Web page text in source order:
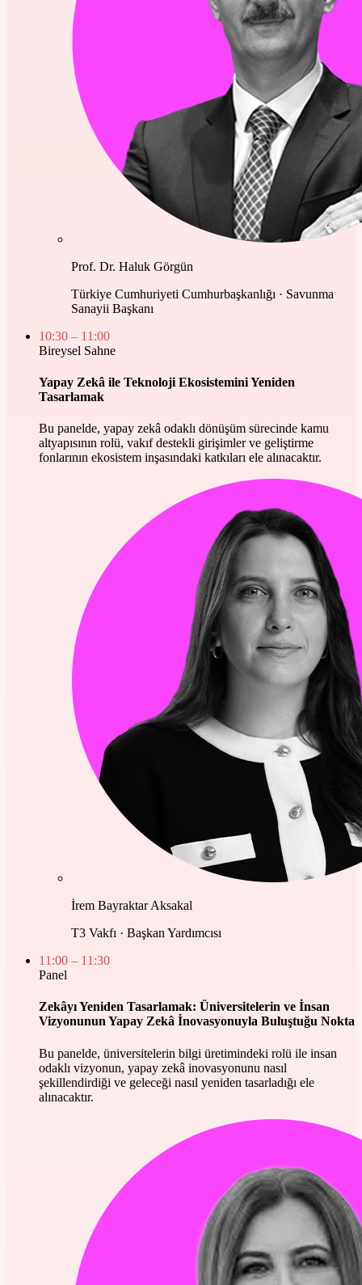
Prof. Dr. Haluk Görgün
Türkiye Cumhuriyeti Cumhurbaşkanlığı · Savunma
Sanayii Başkanı
10:30 – 11:00
Bireysel Sahne
Yapay Zekâ ile Teknoloji Ekosistemini Yeniden
Tasarlamak
Bu panelde, yapay zekâ odaklı dönüşüm sürecinde kamu
altyapısının rolü, vakıf destekli girişimler ve geliştirme
fonlarının ekosistem inşasındaki katkıları ele alınacaktır.
İrem Bayraktar Aksakal
T3 Vakfı · Başkan Yardımcısı
11:00 – 11:30
Panel
Zekâyı Yeniden Tasarlamak: Üniversitelerin ve İnsan
Vizyonunun Yapay Zekâ İnovasyonuyla Buluştuğu Nokta
Bu panelde, üniversitelerin bilgi üretimindeki rolü ile insan
odaklı vizyonun, yapay zekâ inovasyonunu nasıl
şekillendirdiği ve geleceği nasıl yeniden tasarladığı ele
alınacaktır.